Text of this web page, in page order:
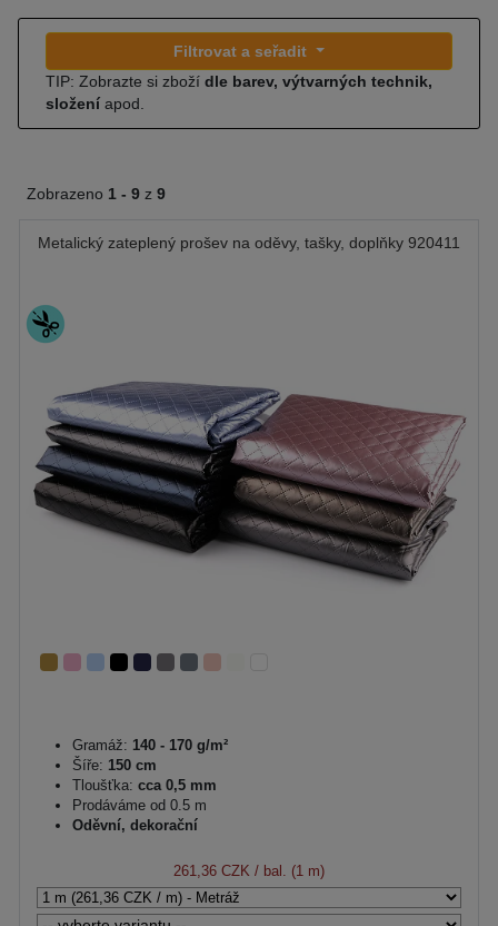
Filtrovat a seřadit
TIP: Zobrazte si zboží dle barev, výtvarných technik,
složení apod.
Zobrazeno 1 - 9 z 9
Metalický zateplený prošev na oděvy, tašky, doplňky 920411
Gramáž: 140 - 170 g/m²
Šíře: 150 cm
Tloušťka: cca 0,5 mm
Prodáváme od 0.5 m
Oděvní, dekorační
261,36 CZK / bal. (1 m)